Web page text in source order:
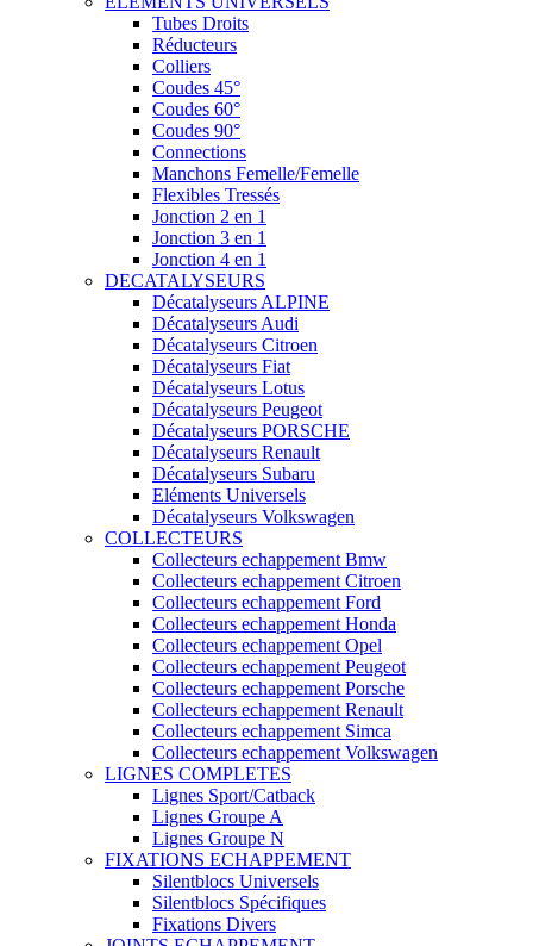
Tubes Droits
Réducteurs
Colliers
Coudes 45°
Coudes 60°
Coudes 90°
Connections
Manchons Femelle/Femelle
Flexibles Tressés
Jonction 2 en 1
Jonction 3 en 1
Jonction 4 en 1
DECATALYSEURS
Décatalyseurs ALPINE
Décatalyseurs Audi
Décatalyseurs Citroen
Décatalyseurs Fiat
Décatalyseurs Lotus
Décatalyseurs Peugeot
Décatalyseurs PORSCHE
Décatalyseurs Renault
Décatalyseurs Subaru
Eléments Universels
Décatalyseurs Volkswagen
COLLECTEURS
Collecteurs echappement Bmw
Collecteurs echappement Citroen
Collecteurs echappement Ford
Collecteurs echappement Honda
Collecteurs echappement Opel
Collecteurs echappement Peugeot
Collecteurs echappement Porsche
Collecteurs echappement Renault
Collecteurs echappement Simca
Collecteurs echappement Volkswagen
LIGNES COMPLETES
Lignes Sport/Catback
Lignes Groupe A
Lignes Groupe N
FIXATIONS ECHAPPEMENT
Silentblocs Universels
Silentblocs Spécifiques
Fixations Divers